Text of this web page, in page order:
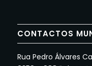
CONTACTOS
Rua Pedro Álvares